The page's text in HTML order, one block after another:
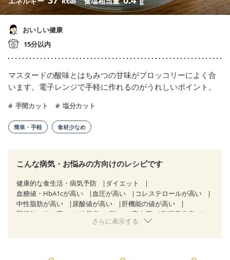
おいしい健康
15分以内
マスタードの酸味とはちみつの甘味がブロッコリーによく合
います。電子レンジで手軽に作れるのがうれしいポイント。
手間カット 塩分カット
簡単・手軽 食材少なめ
こんな病気・お悩みの方向けのレシピです
健康的な食生活・病気予防
ダイエット
血糖値・HbA1cが高い
血圧が高い
コレステロールが高い
中性脂肪が高い
尿酸値が高い
肝機能の値が高い
腎機能の値が高い
糖尿病（2型） 高血圧
脂質異常症
狭心症 心筋梗塞
さらに表示する